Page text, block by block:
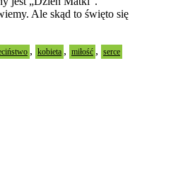
Ale skąd to święto się
, kobieta , miłość , serce